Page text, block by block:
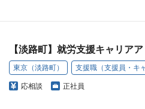
【淡路町】就労支援キャリア
東京（淡路町） 支援職（支援員・キ
応相談 正社員